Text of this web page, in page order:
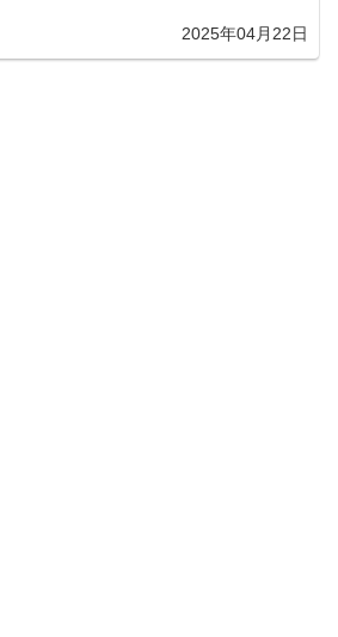
2025年04月22日